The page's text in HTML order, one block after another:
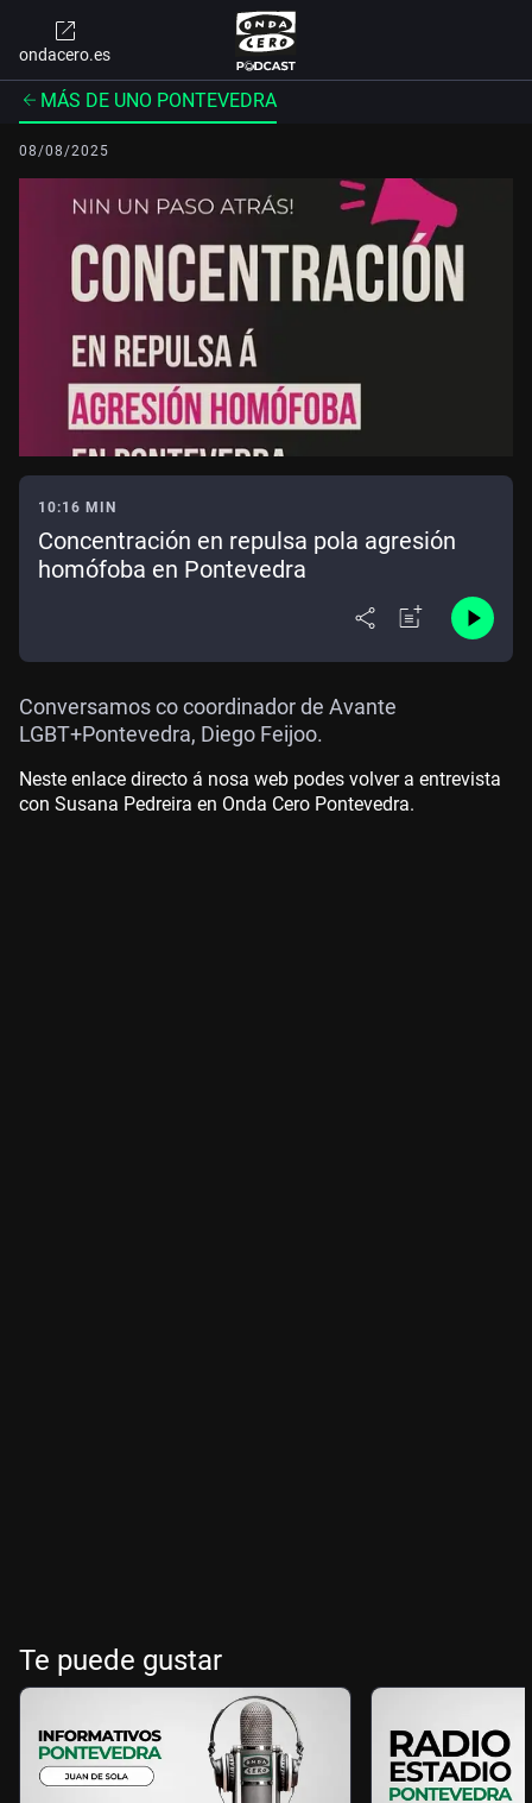
ondacero.es
MÁS DE UNO PONTEVEDRA
08/08/2025
10:16 MIN
Concentración en repulsa pola agresión
homófoba en Pontevedra
Conversamos co coordinador de Avante
LGBT+Pontevedra, Diego Feijoo.
Neste enlace directo á nosa web podes volver a entrevista
con Susana Pedreira en Onda Cero Pontevedra.
Te puede gustar